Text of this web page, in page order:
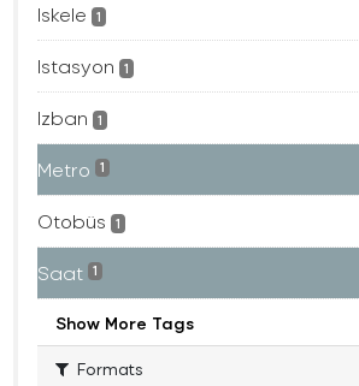
Iskele 1
Istasyon 1
Izban 1
Metro 1
Otobüs 1
Saat 1
Show More Tags
Formats